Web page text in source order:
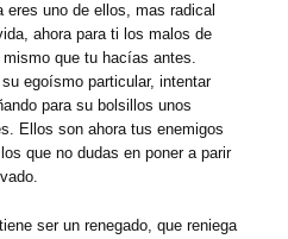
eres uno de ellos, mas radical
ahora para ti los malos de
que tu hacías antes.
egoísmo particular, intentar
para su bolsillos unos
Ellos son ahora tus enemigos
que no dudas en poner a parir
ser un renegado, que reniega